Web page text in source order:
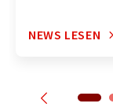
NEWS LESEN